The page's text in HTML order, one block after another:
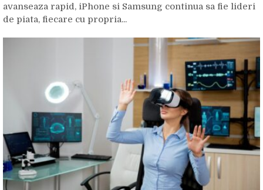
avanseaza rapid, iPhone si Samsung continua sa fie lideri
de piata, fiecare cu propria...